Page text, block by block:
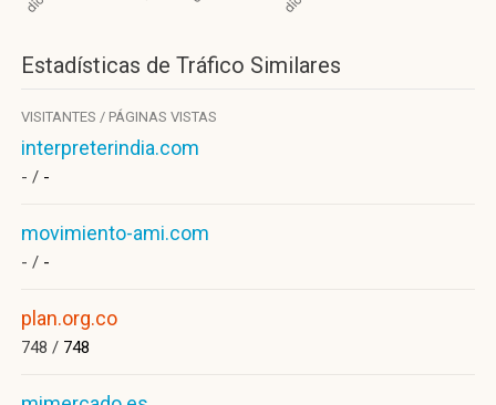
Estadísticas de Tráfico Similares
VISITANTES / PÁGINAS VISTAS
interpreterindia.com
- / -
movimiento-ami.com
- / -
plan.org.co
748 / 748